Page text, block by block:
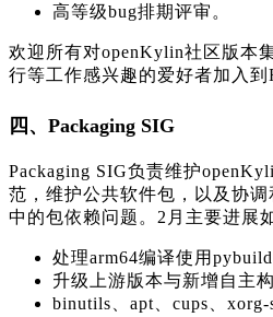
高等级bug排期评审。
欢迎所有对openKylin社区版本
行等工作感兴趣的爱好者加入到
四、Packaging SIG
Packaging SIG负责维护
范，维护公共软件包，以及协
中的包依赖问题。2月主要进展
处理arm64编译使用
升级上游版本与新增自主
binutils、apt、cups、